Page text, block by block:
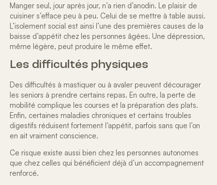
Manger seul, jour après jour, n’a rien d’anodin. Le plaisir de
cuisiner s’efface peu à peu. Celui de se mettre à table aussi.
L’isolement social est ainsi l’une des premières causes de la
baisse d’appétit chez les personnes âgées. Une dépression,
même légère, peut produire le même effet.
Les difficultés physiques
Des difficultés à mastiquer ou à avaler peuvent décourager
les seniors à prendre certains repas. En outre, la perte de
mobilité complique les courses et la préparation des plats.
Enfin, certaines maladies chroniques et certains troubles
digestifs réduisent fortement l’appétit, parfois sans que l’on
en ait vraiment conscience.
Ce risque existe aussi bien chez les personnes autonomes
que chez celles qui bénéficient déjà d’un accompagnement
renforcé.